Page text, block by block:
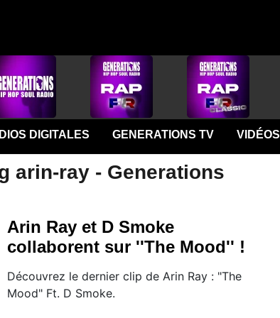
DIGITALES GENERATIONS TV VIDÉOS
arin-ray - Generations
Arin Ray et D Smoke
collaborent sur ''The Mood'' !
Découvrez le dernier clip de Arin Ray : "The
Mood" Ft. D Smoke.